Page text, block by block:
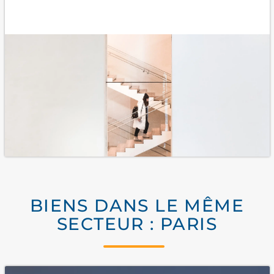
BIENS DANS LE MÊME
SECTEUR : PARIS